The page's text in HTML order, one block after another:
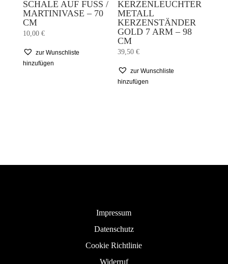
SCHALE AUF FUSS / M
ARTINIVASE – 70 C
M
10,00 €
zur Wunschliste
hinzufügen
KERZENLEUCHTER
METALL
KERZENSTÄNDER
GOLD 7 ARM – 98
CM
39,50€
zur Wunschliste
hinzufügen
Impressum
Datenschutz
Cookie Richtlinie
Widerruf